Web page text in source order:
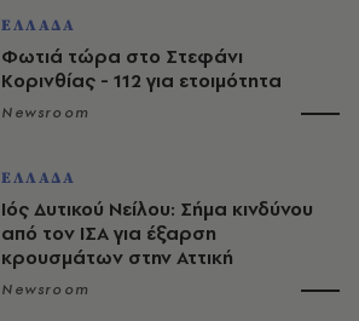
ΕΛΛΑΔΑ
Φωτιά τώρα στο Στεφάνι
Κορινθίας - 112 για ετοιμότητα
Newsroom
ΕΛΛΑΔΑ
Ιός Δυτικού Νείλου: Σήμα κινδύνου
από τον ΙΣΑ για έξαρση
κρουσμάτων στην Αττική
Newsroom